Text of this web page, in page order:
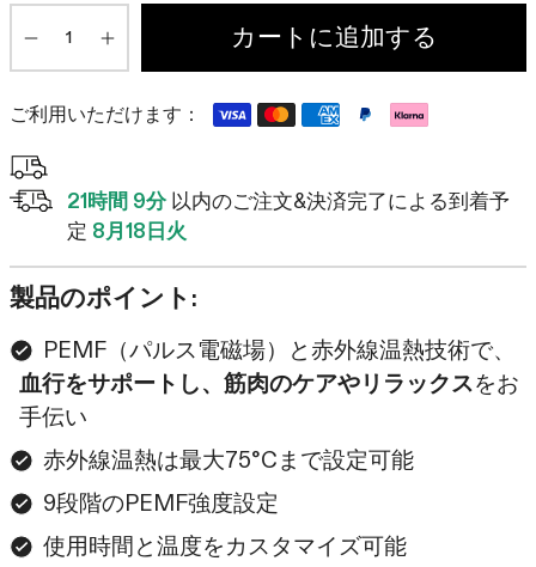
ス
ク
ル
ビ
ュ
ー
ス
Minus
Plus
カートに追加する
ご利用いただけます：
21時間 9分 以内のご注文&決済完了による到着予
定 8月18日火
製品のポイント:
PEMF（パルス電磁場）と赤外線温熱技術で、
血行をサポートし、筋肉のケアやリラックスをお
手伝い
赤外線温熱は最大75°Cまで設定可能
9段階のPEMF強度設定
使用時間と温度をカスタマイズ可能